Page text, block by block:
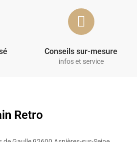
Conseils sur-mesure
infos et service
Retro